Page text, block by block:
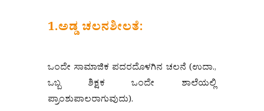
1.ಅಡ್ಡ ಚಲನಶೀಲತೆ:
ಒಂದೇ ಸಾಮಾಜಿಕ ಪದರದೊಳಗಿನ ಚಲನೆ (ಉದಾ.,
ಒಬ್ಬ ಶಿಕ್ಷಕ ಒಂದೇ ಶಾಲೆಯಲ್ಲಿ
ಪ್ರಾಂಶುಪಾಲರಾಗುವುದು).